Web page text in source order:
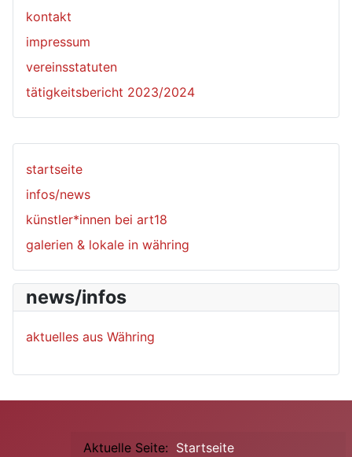
startseite
infos/news
künstler*innen bei art18
galerien & lokale in währing
news/infos
aktuelles aus Währing
kontakt
impressum
vereinsstatuten
tätigkeitsbericht 2023/2024
Aktuelle Seite: Startseite